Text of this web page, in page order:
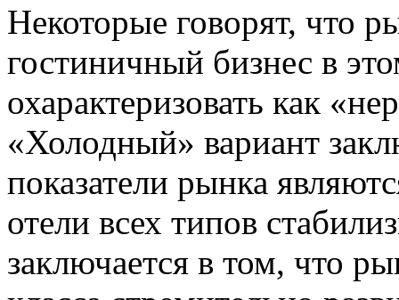
Некоторые говорят, что
гостиничный бизнес в
охарактеризовать как
«Холодный» вариант
показатели рынка
отели всех типов
заключается в том, что